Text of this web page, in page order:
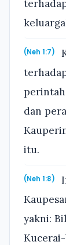
(Neh 1:7)
dan
itu.
(Neh 1:8)
yakni: